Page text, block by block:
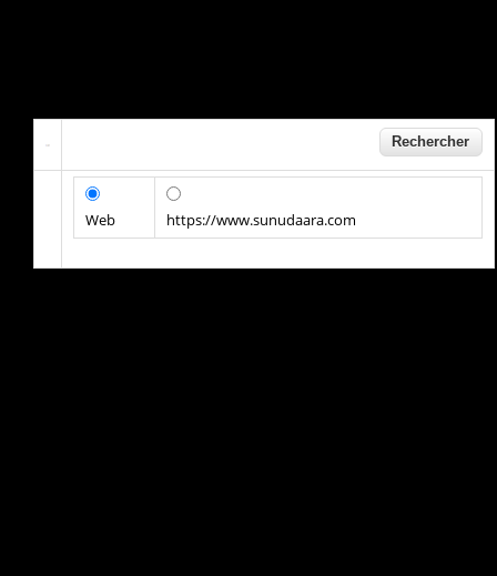
Web https://www.sunudaara.com